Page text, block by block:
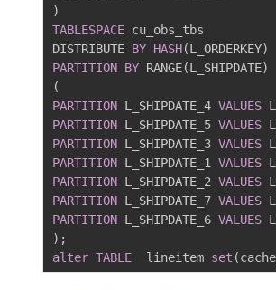
)
TABLESPACE cu_obs_tbs
DISTRIBUTE BY HASH(L_ORDERKEY)
PARTITION BY RANGE(L_SHIPDATE)
(
PARTITION L_SHIPDATE_4 VALUES
PARTITION L_SHIPDATE_5 VALUES
PARTITION L_SHIPDATE_3 VALUES
PARTITION L_SHIPDATE_1 VALUES
PARTITION L_SHIPDATE_2 VALUES
PARTITION L_SHIPDATE_7 VALUES
PARTITION L_SHIPDATE_6 VALUES
) ;
alter TABLE
  lineitem
set (